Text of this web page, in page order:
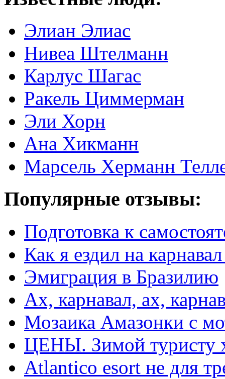
Элиан Элиас
Нивеа Штелманн
Карлус Шагас
Ракель Циммерман
Эли Хорн
Ана Хикманн
Марсель Херманн
Популярные отзывы:
Подготовка к
Как я ездил на
Эмиграция в Бразилию
Ах, карнавал, ах,
Мозаика Амазонки с
ЦЕНЫ. Зимой туристу
Atlantico esort не для